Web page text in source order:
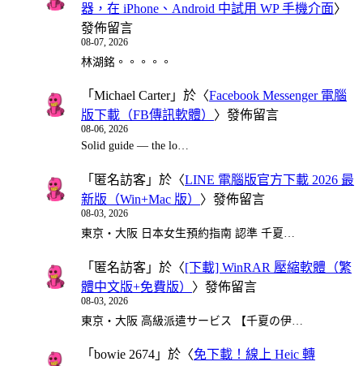
器，在 iPhone、Android 中試用 WP 手機介面〉
發佈留言
08-07, 2026
林湖銘。。。。。
「 Michael Carter」於〈Facebook Messenger 電腦
版下載（FB傳訊軟體） 〉發佈留言
08-06, 2026
Solid guide — the lo…
「 匿名訪客 」於〈LINE 電腦版官方下載 2026 最
新版（Win+Mac 版） 〉發佈留言
08-03, 2026
東京・大阪 日本女生預約指南 認準 千夏…
「 匿名訪客 」於〈[下載] WinRAR 壓縮軟體（繁
體中文版+免費版） 〉發佈留言
08-03, 2026
東京・大阪 高級派遣サービス 【千夏の伊…
「 bowie 2674 」於〈免下載！線上 Heic 轉